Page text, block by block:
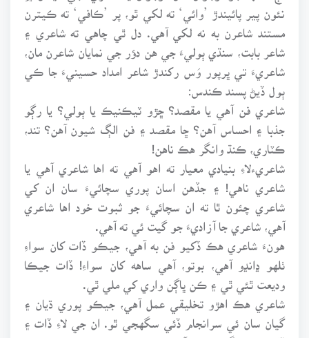
نئون پير پائيندڙ ’وائي‘ ته لکي ٿو، پر ’ڪافي‘ ته ڪيترن
مستند شاعرن به نه لکي آهي. دل ٿي چاهي ته شاعري ۽
شاعر بابت، سنڌي ٻوليءَ جي هن دؤر جي نمايان شاعرن مان،
شاعريءَ تي ڀرپور وَس رکندڙ شاعر امداد حسينيءَ جا ڪي
ٻول ڏيڻ پسند ڪندس:
شاعري فن آهي يا مقصد؟ ڇڙو ٽيڪنيڪ يا ٻولي؟ يا رڳو
جذبا ۽ احساس آهن؟ ڇا مقصد ۽ فن الڳ شيون آهن؟ تند،
ڪٽاري، ڪنڌ وانگر هڪ ناهن!
شاعريءلاءِ بنيادي معيار ته اهو آهي ته اها شاعري آهي يا
شاعري ناهي! ۽ جڏهن اسان پوري سچائيءَ سان ان کي
شاعري چئون ٿا ته ان سچائيءَ جو ثبوت خود اها شاعري
آهي، شاعري جا آزاديءَ جو گيت ئي ته آهي.
هونءَ شاعري هڪ ڏکيو فن به آهي، جيڪو ڏات کان سواءِ
ٺلهو ڍانڍو آهي، بوتو، آهي ساهه کان سواءِ! ڏات جيڪا
وديعت ٿئي ٿي ۽ ڪن ڀاڳن واري کي ملي ٿي.
شاعري هڪ اهڙو تخليقي عمل آهي، جيڪو پوري ڌيان ۽
گيان سان ئي سرانجام ڏئي سگهجي ٿو. ان جي لاءِ ڏات ۽